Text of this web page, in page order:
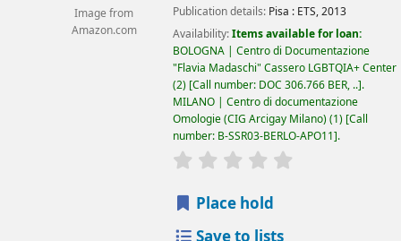
Image from
Amazon.com
Publication details: Pisa : ETS,2013
Availability:Items available for loan:
BOLOGNA | Centro di Documentazione
"Flavia Madaschi" Cassero LGBTQIA+ Center
(2) Call number: DOC 306.766 BER, .. .
MILANO | Centro di documentazione
Omologie (CIG Arcigay Milano)(1) Call
number: B-SSR03-BERLO-APO11 .
star rating
Place hold